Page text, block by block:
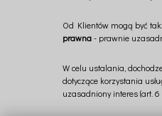
Od Klientów mogą być
prawna- prawnie
W celu ustalania,
dotyczące korzystania
uzasadniony interes (art.